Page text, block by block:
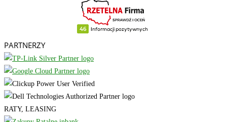
PARTNERZY
RATY, LEASING